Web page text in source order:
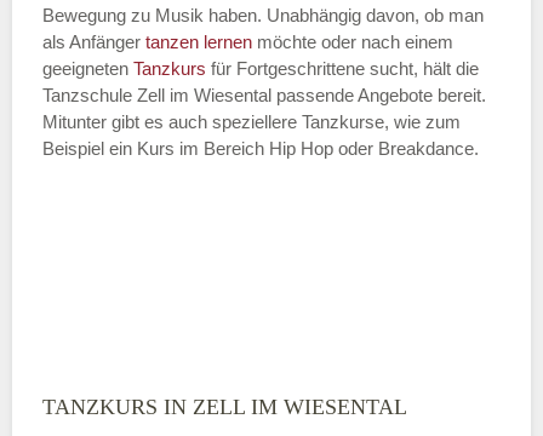
Bewegung zu Musik haben. Unabhängig davon, ob man
als Anfänger tanzen lernen möchte oder nach einem
geeigneten Tanzkurs für Fortgeschrittene sucht, hält die
Tanzschule Zell im Wiesental passende Angebote bereit.
Mitunter gibt es auch speziellere Tanzkurse, wie zum
Beispiel ein Kurs im Bereich Hip Hop oder Breakdance.
TANZKURS IN ZELL IM WIESENTAL